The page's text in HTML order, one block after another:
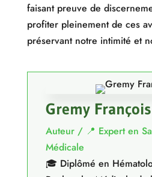
faisant preuve de
profiter pleinement de ces
préservant notre intimité et
Gremy François
Auteur / 📍 Expert en
Médicale
🎓 Diplômé en